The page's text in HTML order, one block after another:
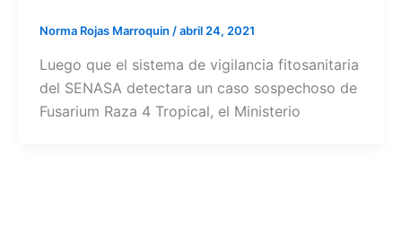
Norma Rojas Marroquin /abril 24, 2021
Luego que el sistema de vigilancia fitosanitaria
del SENASA detectara un caso sospechoso de
Fusarium Raza 4 Tropical, el Ministerio